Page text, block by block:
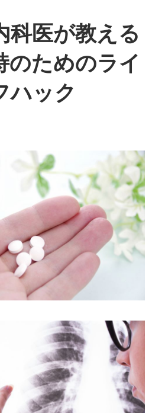
科医が教える
のためのライ
ハック